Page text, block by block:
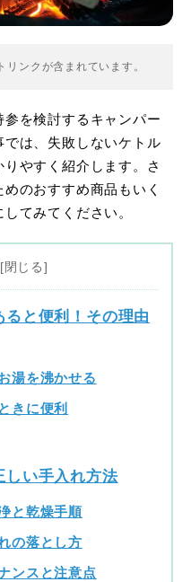
ンクが含まれています。
参を検討するキャンパー
は、失敗しないケトル
やすく紹介します。さ
のおすすめ商品もいく
てみてください。
と便利！その理由
湯を沸かせる
きに便利
しい手入れ方法
と乾燥手順
の落とし方
ンスと注意点